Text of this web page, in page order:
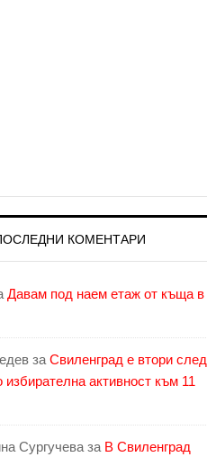
КОМЕНТАРИ
Давам под наем етаж от къща в
за Свиленград е втори след
активност към 11
Сургучева за В Свиленград